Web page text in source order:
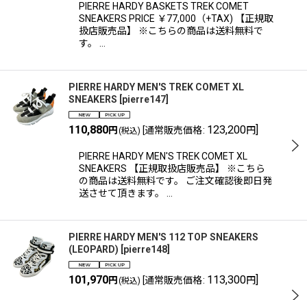
PIERRE HARDY BASKETS TREK COMET
SNEAKERS PRICE ￥77,000（+TAX) 【正規取
扱店販売品】 ※こちらの商品は送料無料で
す。 …
PIERRE HARDY MEN'S TREK COMET XL
SNEAKERS pierre147
110,880円 (税込) [通常販売価格: 123,200円]
PIERRE HARDY MEN'S TREK COMET XL
SNEAKERS 【正規取扱店販売品】 ※こちら
の商品は送料無料です。 ご注文確認後即日発
送させて頂きます。 …
PIERRE HARDY MEN'S 112 TOP SNEAKERS
(LEOPARD) pierre148
101,970円 (税込) [通常販売価格: 113,300円]